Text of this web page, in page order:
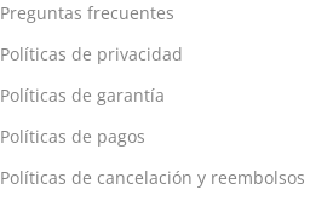
Preguntas frecuentes
Políticas de privacidad
Políticas de garantía
Políticas de pagos
Políticas de cancelación y reembolsos